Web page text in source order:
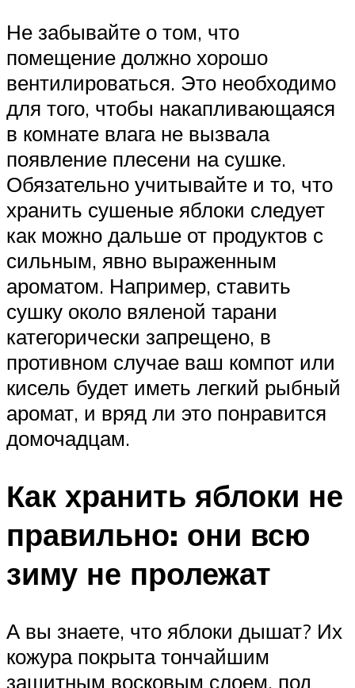
Не забывайте о том, что
помещение должно хорошо
вентилироваться. Это необходимо
для того, чтобы накапливающаяся
в комнате влага не вызвала
появление плесени на сушке.
Обязательно учитывайте и то, что
хранить сушеные яблоки следует
как можно дальше от продуктов с
сильным, явно выраженным
ароматом. Например, ставить
сушку около вяленой тарани
категорически запрещено, в
противном случае ваш компот или
кисель будет иметь легкий рыбный
аромат, и вряд ли это понравится
домочадцам.
Как хранить яблоки не
правильно: они всю
зиму не пролежат
А вы знаете, что яблоки дышат? Их
кожура покрыта тончайшим
защитным восковым слоем, под